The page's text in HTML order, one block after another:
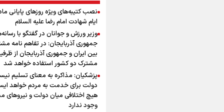
تهران رفتند»
سه حسرتی که به دلم
مومنِ مقتدرِ مظلوم
شلمچه تا شهرهای زیارتی عراق
اینفو برنا/ میزان مالیات بر
افزوده چقدر است؟
نصب کتیبه‌های ویژه روزهای پایانی
ایام شهادت امام رضا علیه السلام
وزیر ورزش و جوانان در گفتگو با
جمهوری آذربایجان: در تفاهم نامه
بین ایران و جمهوری آذربایجان از
مشترک دو کشور استفاده خواهد شد
پزشکیان: مذاکره به معنای تسلیم
دولت برای خدمت به مردم خواهد
هیچ اختلافی میان دولت و نیروهای
وجود ندارد